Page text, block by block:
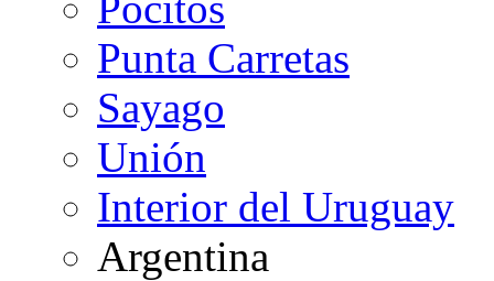
Punta Carretas
Sayago
Unión
Interior del Uruguay
Argentina